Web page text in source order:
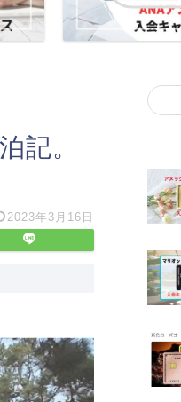
記。
2023年3月16日